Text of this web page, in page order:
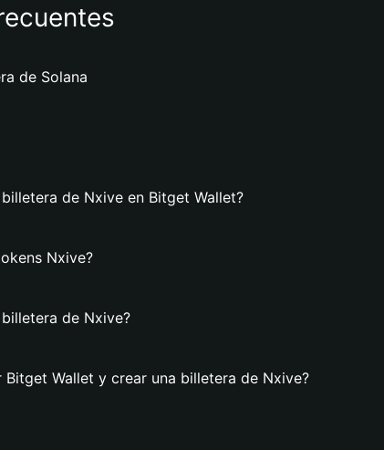
de Solana
de Nxive en Bitget Wallet?
Nxive?
de Nxive?
Bitget Wallet y crear una billetera de Nxive?